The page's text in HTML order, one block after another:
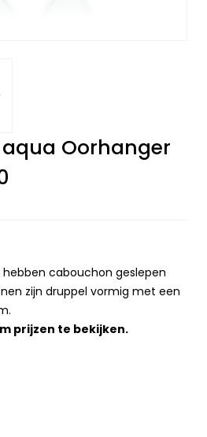
Oorhanger
hebben cabouchon geslepen
zijn druppel vormig met een
prijzen te bekijken.